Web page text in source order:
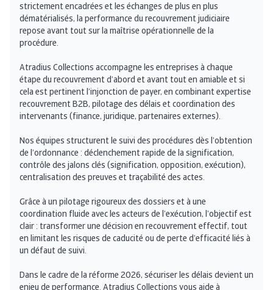
strictement encadrées et les échanges de plus en plus
dématérialisés, la performance du recouvrement judiciaire
repose avant tout sur la maîtrise opérationnelle de la
procédure.
Atradius Collections accompagne les entreprises à chaque
étape du recouvrement d’abord et avant tout en amiable et si
cela est pertinent l’injonction de payer, en combinant expertise
recouvrement B2B, pilotage des délais et coordination des
intervenants (finance, juridique, partenaires externes).
Nos équipes structurent le suivi des procédures dès l’obtention
de l’ordonnance : déclenchement rapide de la signification,
contrôle des jalons clés (signification, opposition, exécution),
centralisation des preuves et traçabilité des actes.
Grâce à un pilotage rigoureux des dossiers et à une
coordination fluide avec les acteurs de l’exécution, l’objectif est
clair : transformer une décision en recouvrement effectif, tout
en limitant les risques de caducité ou de perte d’efficacité liés à
un défaut de suivi.
Dans le cadre de la réforme 2026, sécuriser les délais devient un
enjeu de performance. Atradius Collections vous aide à